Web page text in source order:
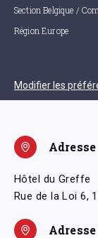
Section Belgique /
Région Europe
Modifier les
Hôtel du Greffe
Rue de la Loi 6,